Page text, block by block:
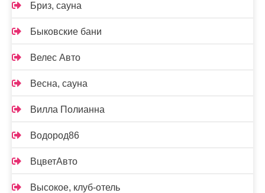
Бриз, сауна
Быковские бани
Велес Авто
Весна, сауна
Вилла Полианна
Водород86
ВцветАвто
Высокое, клуб-отель